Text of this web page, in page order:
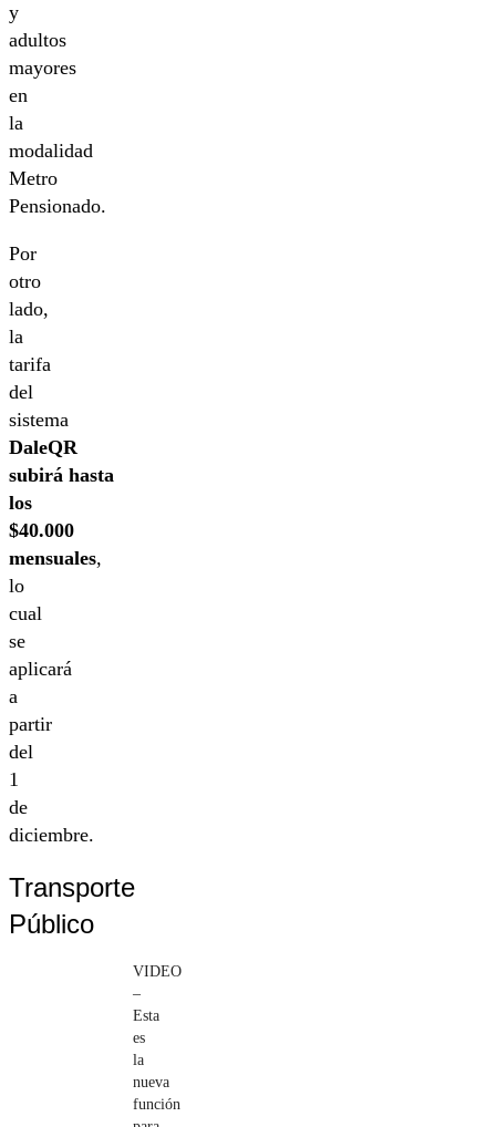
y
adultos
mayores
en
la
modalidad
Metro
Pensionado.
Por
otro
lado,
la
tarifa
del
sistema
DaleQR
subirá hasta
los
$40.000
mensuales,
lo
cual
se
aplicará
a
partir
del
1
de
diciembre.
Transporte
Público
VIDEO
–
Esta
es
la
nueva
función